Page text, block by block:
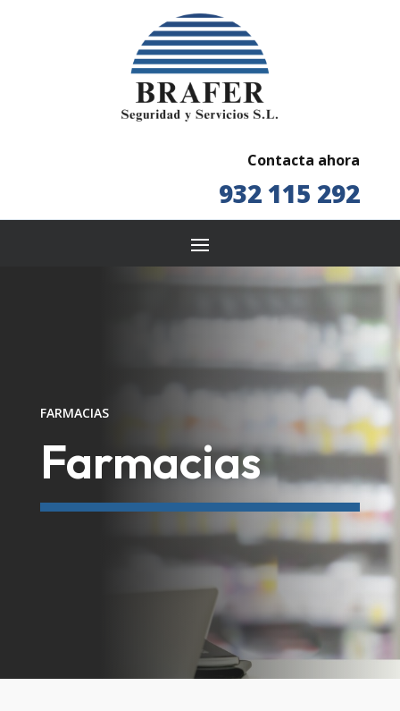
Contacta ahora
932 115 292
FARMACIAS
Farmacias